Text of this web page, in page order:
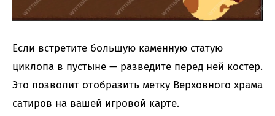
Если встретите большую каменную статую
циклопа в пустыне — разведите перед ней костер.
Это позволит отобразить метку Верховного храма
сатиров на вашей игровой карте.